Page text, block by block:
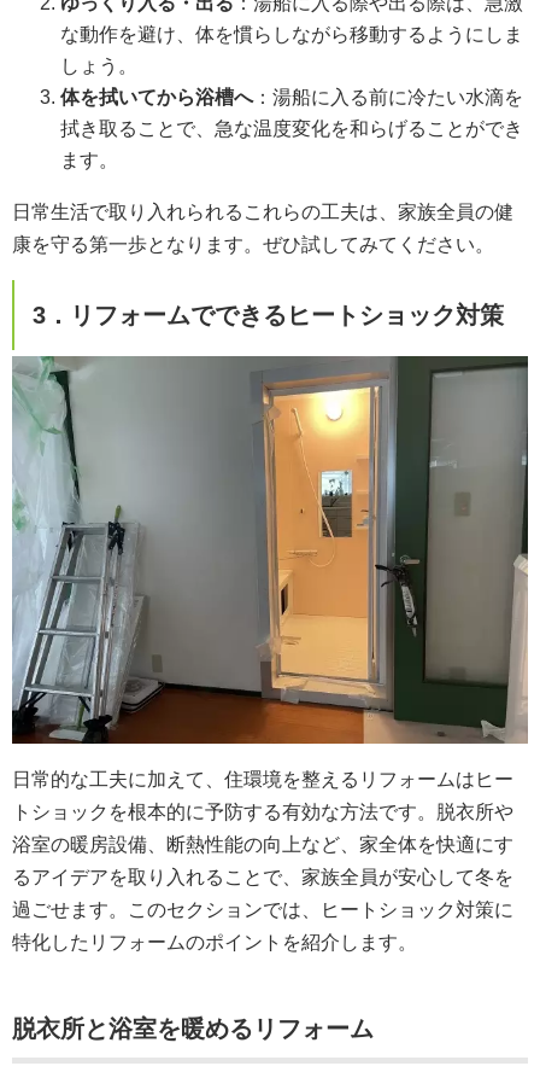
な動作を避け、体を慣らしながら移動するようにしま
しょう。
体を拭いてから浴槽へ：湯船に入る前に冷たい水滴を
拭き取ることで、急な温度変化を和らげることができ
ます。
日常生活で取り入れられるこれらの工夫は、家族全員の健
康を守る第一歩となります。ぜひ試してみてください。
3．リフォームでできるヒートショック対策
日常的な工夫に加えて、住環境を整えるリフォームはヒー
トショックを根本的に予防する有効な方法です。脱衣所や
浴室の暖房設備、断熱性能の向上など、家全体を快適にす
るアイデアを取り入れることで、家族全員が安心して冬を
過ごせます。このセクションでは、ヒートショック対策に
特化したリフォームのポイントを紹介します。
脱衣所と浴室を暖めるリフォーム